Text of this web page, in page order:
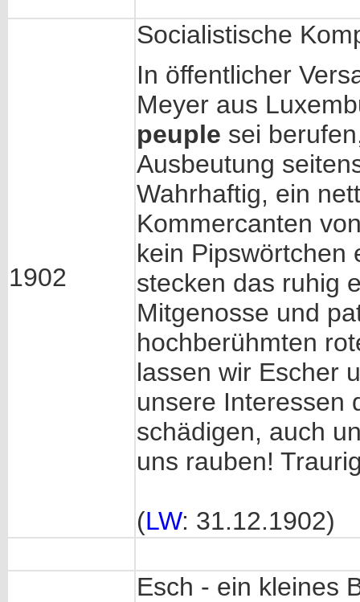
1902
Socialistische
In öffentlicher
Meyer aus
peuple sei
Ausbeutung
Wahrhaftig, ein
Kommercanten
kein Pipswörtchen
stecken das ruhig
Mitgenosse und
hochberühmten
lassen wir Escher
unsere Interessen
schädigen, auch
uns rauben!
(LW: 31.12.1902)
Esch - ein kleines